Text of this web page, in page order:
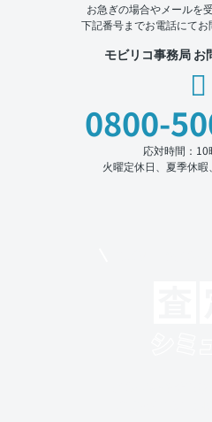
お急ぎの場合やメールを
下記番号までお電話にてお
モビリコ事務局 お
0800-
応対時間：
火曜定休日、夏季休暇